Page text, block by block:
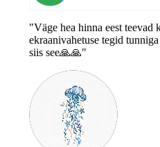
"Väge hea hinna eest teevad
ekraanivahetuse tegid
siis see🙏🙏"